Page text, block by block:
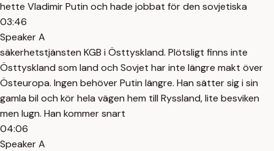
hette Vladimir Putin och hade jobbat för den sovjetiska
03:46
Speaker A
säkerhetstjänsten KGB i Östtyskland. Plötsligt finns inte
Östtyskland som land och Sovjet har inte längre makt över
Östeuropa. Ingen behöver Putin längre. Han sätter sig i sin
gamla bil och kör hela vägen hem till Ryssland, lite besviken
men lugn. Han kommer snart
04:06
Speaker A